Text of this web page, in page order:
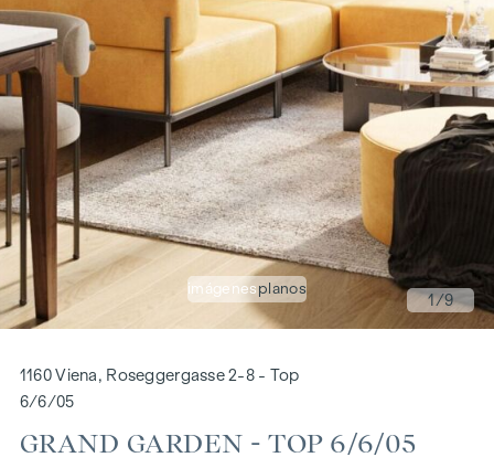
imágenes planos
1/9
1160 Viena, Roseggergasse 2-8 - Top
6/6/05
GRAND GARDEN - TOP 6/6/05